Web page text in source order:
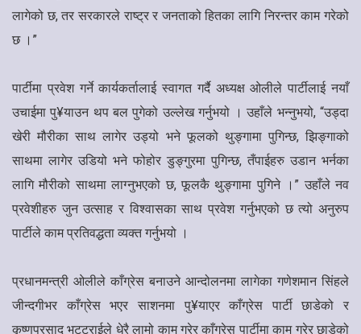
लागेको छ, तर सरकारले राष्ट्र र जनताको हितका लागि निरन्तर काम गरेको
छ ।”
पार्टीमा प्रवेश गर्ने कार्यकर्तालाई स्वागत गर्दै अध्यक्ष ओलीले पार्टीलाई नयाँ
उचाईमा पु¥याउन थप बल पुगेको उल्लेख गर्नुभयो । उहाँले भन्नुभयो, “उड्दा
खेरी मौरीका साथ लागेर उड्यो भने फूलको थुङ्गामा पुगिन्छ, झिङ्गाको
साथमा लागेर उडियो भने फोहोर डुङ्गुरमा पुगिन्छ, तँपाईहरु उडान भर्नका
लागि मौरीको साथमा लाग्नुभएको छ, फूलकै थुङ्गामा पुगिने ।” उहाँले नव
प्रवेशीहरु जुन उत्साह र विश्वासका साथ प्रवेश गर्नुभएको छ त्यो अनुरुप
पार्टीले काम प्रतिवद्धता व्यक्त गर्नुभयो ।
प्रधानमन्त्री ओलीले काँग्रेस बनाउने आन्दोलनमा लागेका गणेशमान सिंहले
जीन्दगीभर काँग्रेस भएर साशनमा पु¥याएर काँग्रेस पार्टी छाडेको र
कृष्णप्रसाद भट्टराईले धेरै लामो काम गरेर काँग्रेस पार्टीमा काम गरेर छाडेको